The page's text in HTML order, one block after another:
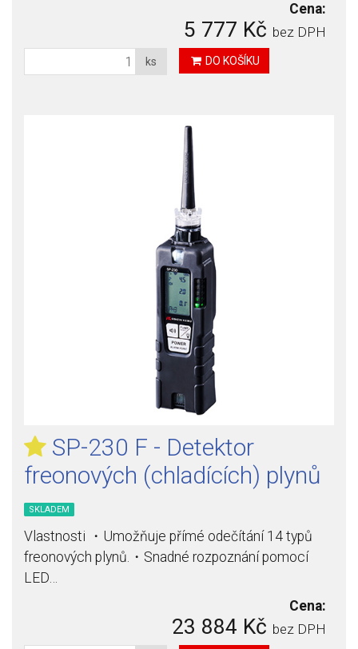
Cena:
5 777 Kč bez DPH
ks DO KOŠÍKU
SP-230 F - Detektor
freonových (chladících) plynů
SKLADEM
Vlastnosti ・Umožňuje přímé odečítání 14 typů
freonových plynů.・Snadné rozpoznání pomocí
LED…
Cena:
23 884 Kč bez DPH